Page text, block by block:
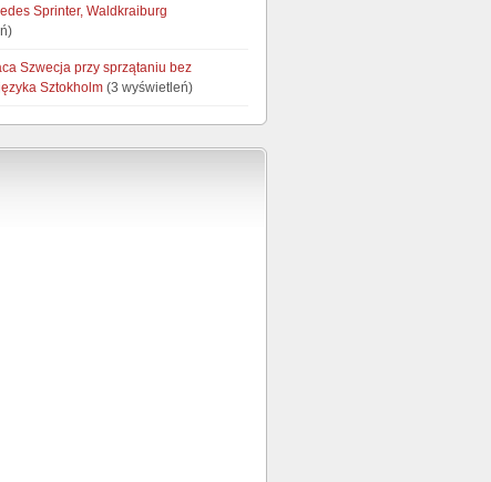
Sprinter, Waldkraiburg
Szwecja przy sprzątaniu bez
Sztokholm (3 wyświetleń)